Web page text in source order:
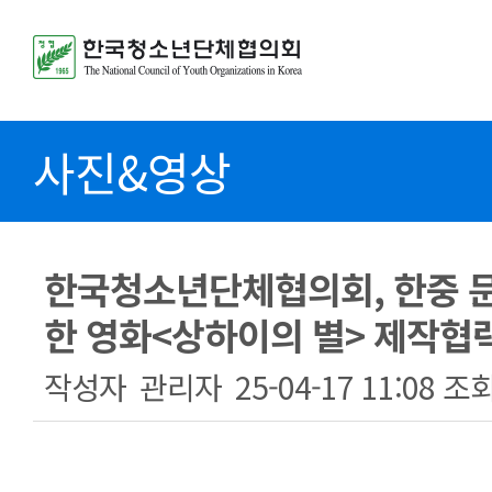
사진&영상
한국청소년단체협의회, 한중
한 영화<상하이의 별> 제작협
작성자 관리자 25-04-17 11:08 조